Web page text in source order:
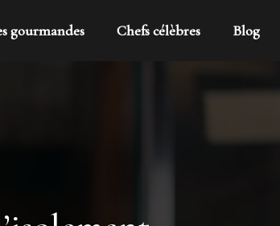
gourmandes Chefs célèbres Blog